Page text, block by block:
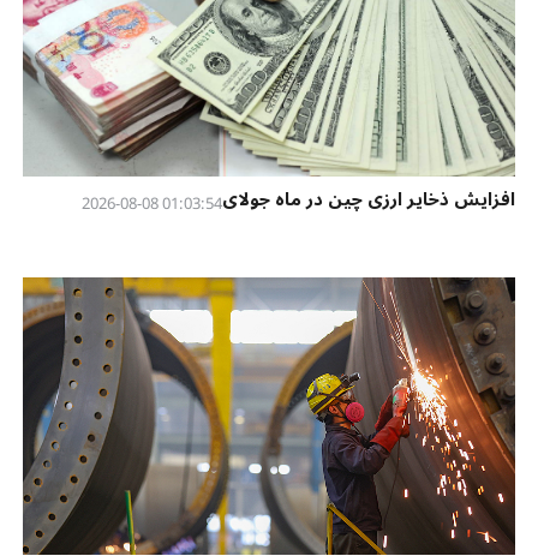
افزایش ذخایر ارزی چین در ماه جولای01:03:54 2026-08-08